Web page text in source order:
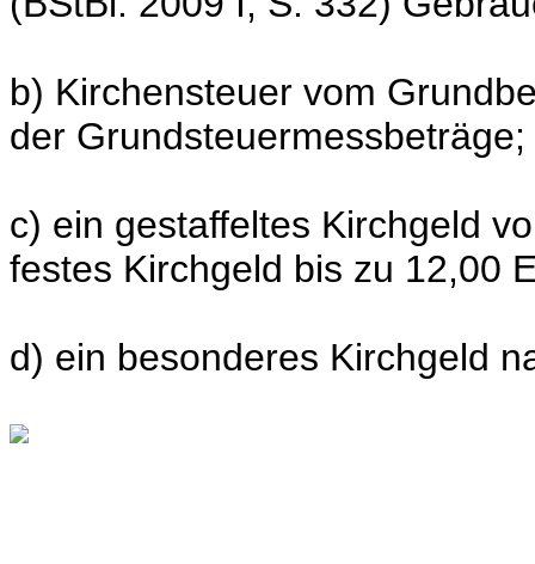
b) Kirchensteuer vom
der Grundsteuermessbeträge;
c) ein gestaffeltes Kirchgeld
festes Kirchgeld bis zu 12,00
d) ein besonderes Kirchgeld